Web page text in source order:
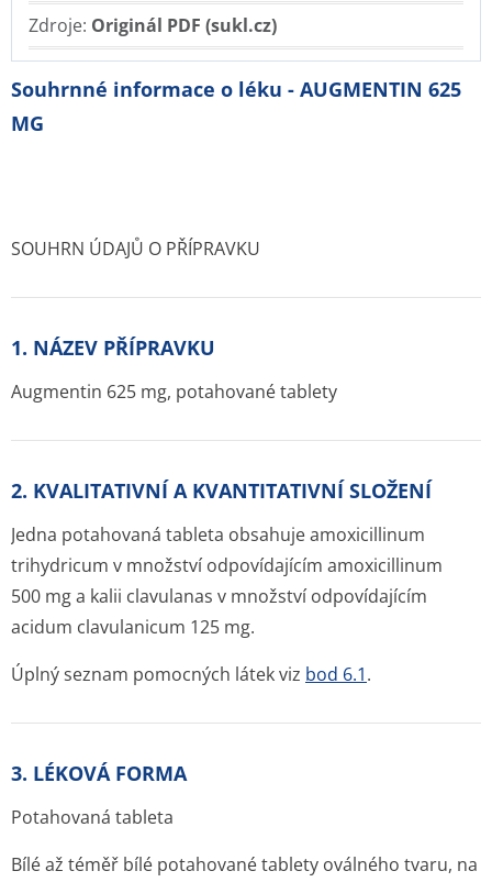
Zdroje: Originál PDF (sukl.cz)
Souhrnné informace o léku - AUGMENTIN 625
MG
SOUHRN ÚDAJŮ O PŘÍPRAVKU
1. NÁZEV PŘÍPRAVKU
Augmentin 625 mg, potahované tablety
2. KVALITATIVNÍ A KVANTITATIVNÍ SLOŽENÍ
Jedna potahovaná tableta obsahuje amoxicillinum
trihydricum v množství odpovídajícím amoxicillinum
500 mg a kalii clavulanas v množství odpovídajícím
acidum clavulanicum 125 mg.
Úplný seznam pomocných látek viz bod 6.1.
3. LÉKOVÁ FORMA
Potahovaná tableta
Bílé až téměř bílé potahované tablety oválného tvaru, na